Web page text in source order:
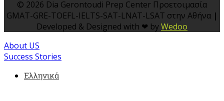
©️ 2026 Dia Gerontoudi Prep Center Προετοιμασία
GMAT-GRE-TOEFL-IELTS-SAT-LNAT-LSAT στην Αθήνα |
Developed & Designed with ❤ byWedoo
About US
Success Stories
Ελληνικά